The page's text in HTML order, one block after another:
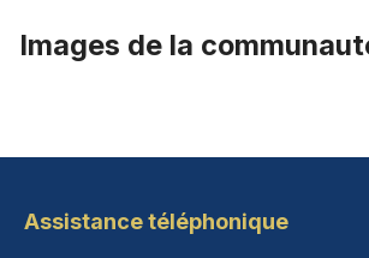
Images de la
Assistance téléphonique